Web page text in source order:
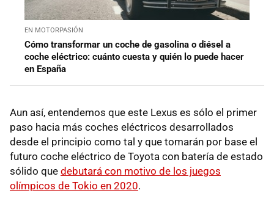
EN MOTORPASIÓN
Cómo transformar un coche de gasolina o diésel a
coche eléctrico: cuánto cuesta y quién lo puede hacer
en España
Aun así, entendemos que este Lexus es sólo el primer
paso hacia más coches eléctricos desarrollados
desde el principio como tal y que tomarán por base el
futuro coche eléctrico de Toyota con batería de estado
sólido que debutará con motivo de los juegos
olímpicos de Tokio en 2020.